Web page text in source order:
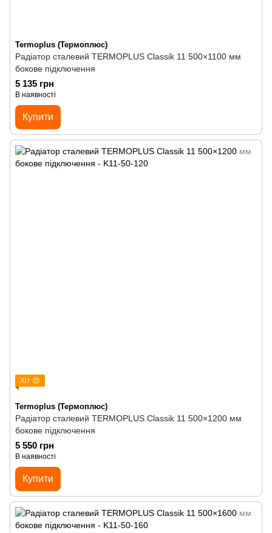
Termoplus (Термоплюс)
Радіатор сталевий TERMOPLUS Classik 11 500×1100 мм
бокове підключення
5 135 грн
В наявності
Купити
Хіт 😍
Termoplus (Термоплюс)
Радіатор сталевий TERMOPLUS Classik 11 500×1200 мм
бокове підключення
5 550 грн
В наявності
Купити